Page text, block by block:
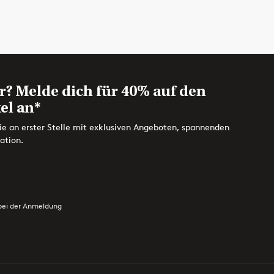
Melde dich für 40% auf den
an*
an erster Stelle mit exklusiven Angeboten, spannenden
der Anmeldung